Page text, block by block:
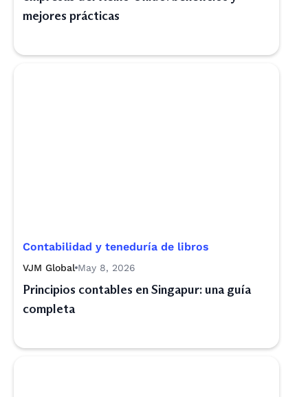
mejores prácticas
Contabilidad y teneduría de libros
VJM Global May 8, 2026
Principios contables en Singapur: una guía
completa